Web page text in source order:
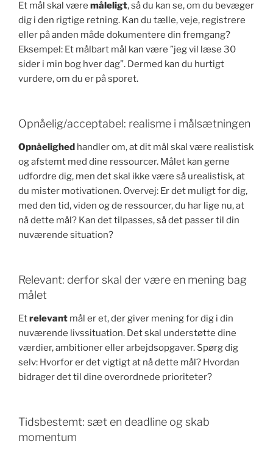
Et mål skal være måleligt, så du kan se, om du bevæger
dig i den rigtige retning. Kan du tælle, veje, registrere
eller på anden måde dokumentere din fremgang?
Eksempel: Et målbart mål kan være ”jeg vil læse 30
sider i min bog hver dag”. Dermed kan du hurtigt
vurdere, om du er på sporet.
Opnåelig/acceptabel: realisme i målsætningen
Opnåelighed handler om, at dit mål skal være realistisk
og afstemt med dine ressourcer. Målet kan gerne
udfordre dig, men det skal ikke være så urealistisk, at
du mister motivationen. Overvej: Er det muligt for dig,
med den tid, viden og de ressourcer, du har lige nu, at
nå dette mål? Kan det tilpasses, så det passer til din
nuværende situation?
Relevant: derfor skal der være en mening bag
målet
Etrelevant mål er et, der giver mening for dig i din
nuværende livssituation. Det skal understøtte dine
værdier, ambitioner eller arbejdsopgaver. Spørg dig
selv: Hvorfor er det vigtigt at nå dette mål? Hvordan
bidrager det til dine overordnede prioriteter?
Tidsbestemt: sæt en deadline og skab
momentum